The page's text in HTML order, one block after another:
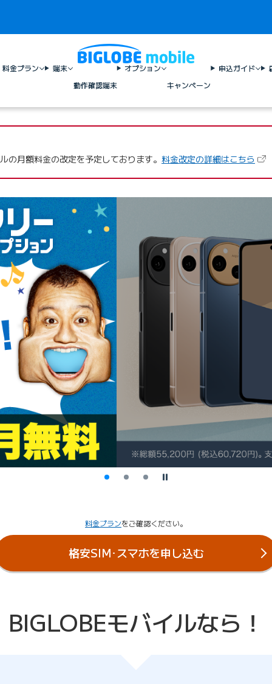
料金プラン
端末
動作確認端末
オプション
キャンペーン
申込ガイド
月額料金の改定を予定しております。 料金改定の詳細はこちら （
停止
料金プランをご確認ください。
格安SIM･スマホを申し込む
BIGLOBEモバイルなら！